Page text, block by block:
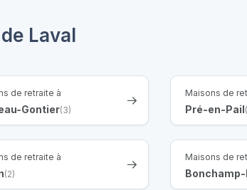
Laval
de retraite à
Gontier(3)
Maisons de
Pré-en-Pail
de retraite à
(2)
Maisons de